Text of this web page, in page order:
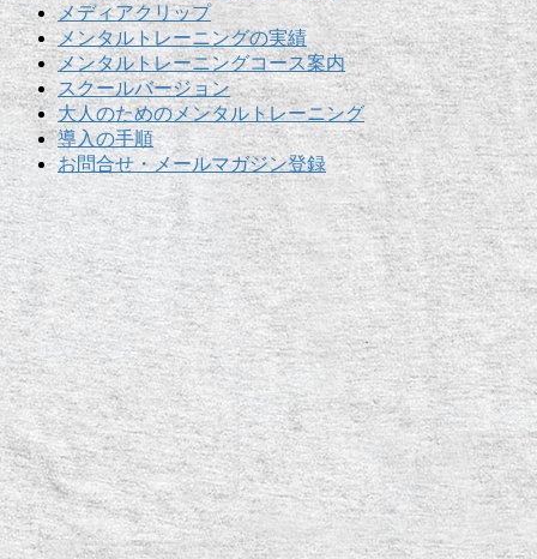
メディアクリップ
メンタルトレーニングの実績
メンタルトレーニングコース案内
スクールバージョン
大人のためのメンタルトレーニング
導入の手順
お問合せ・メールマガジン登録